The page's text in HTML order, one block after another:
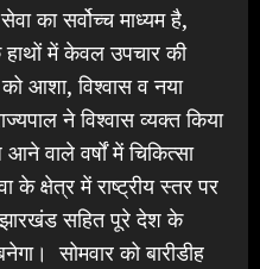
का सर्वोच्च माध्यम है,
में केवल उपचार की
को आशा, विश्वास व नया
ने विश्वास व्यक्त किया
वाले वर्षों में चिकित्सा
के क्षेत्र में राष्ट्रीय स्तर पर
झारखंड सहित पूरे देश के
सोमवार को बारीडीह